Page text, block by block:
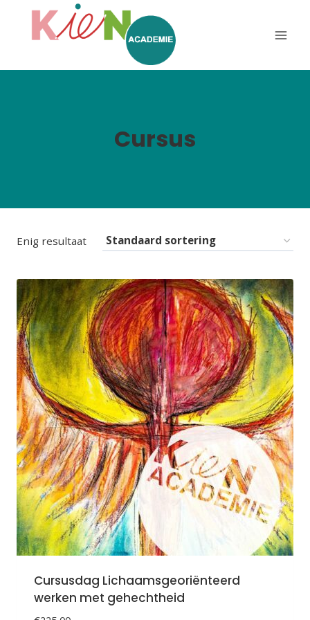
Cursus
Enig resultaat
Cursusdag Lichaamsgeoriënteerd
werken met gehechtheid